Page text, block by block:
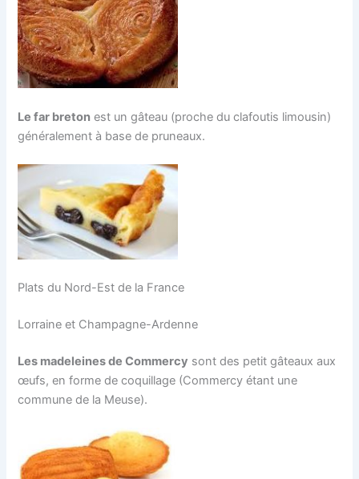
Le far breton est un gâteau (proche du clafoutis limousin)
généralement à base de pruneaux.
Plats du Nord-Est de la France
Lorraine et Champagne-Ardenne
Les madeleines de Commercy sont des petit gâteaux aux
œufs, en forme de coquillage (Commercy étant une
commune de la Meuse).